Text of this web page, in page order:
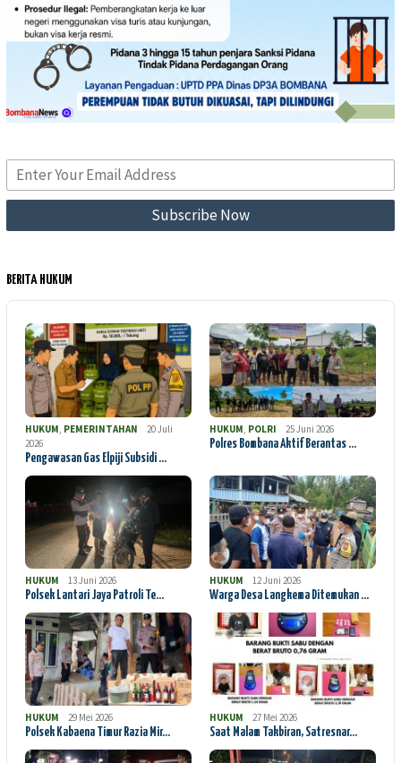
BERITA HUKUM
HUKUM PEMERINTAHAN
20 Juli
2026
Pengawasan Gas Elpiji Subsidi …
HUKUM POLRI
25 Juni 2026
Polres Bombana Aktif Berantas …
HUKUM
13 Juni 2026
Polsek Lantari Jaya Patroli Te…
HUKUM
12 Juni 2026
Warga Desa Langkema Ditemukan …
HUKUM
29 Mei 2026
Polsek Kabaena Timur Razia Mir…
HUKUM
27 Mei 2026
Saat Malam Takbiran, Satresnar…